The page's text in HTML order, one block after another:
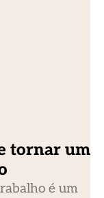
tornar um
é um